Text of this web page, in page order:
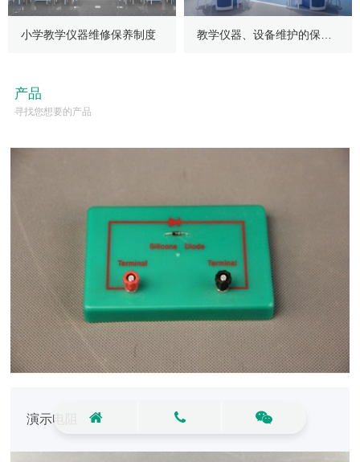
小学教学仪器维修保养制度 教学仪器、设备维护的保养工作
产品
寻找您想要的产品
演示电阻